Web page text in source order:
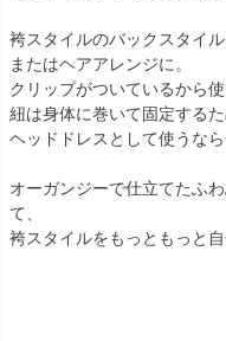
袴スタイルのバックスタイル
またはヘアアレンジに。
クリップがついているから使
紐は身体に巻いて固定するた
ヘッドドレスとして使うな
オーガンジーで仕立てたふ
て、
袴スタイルをもっともっと